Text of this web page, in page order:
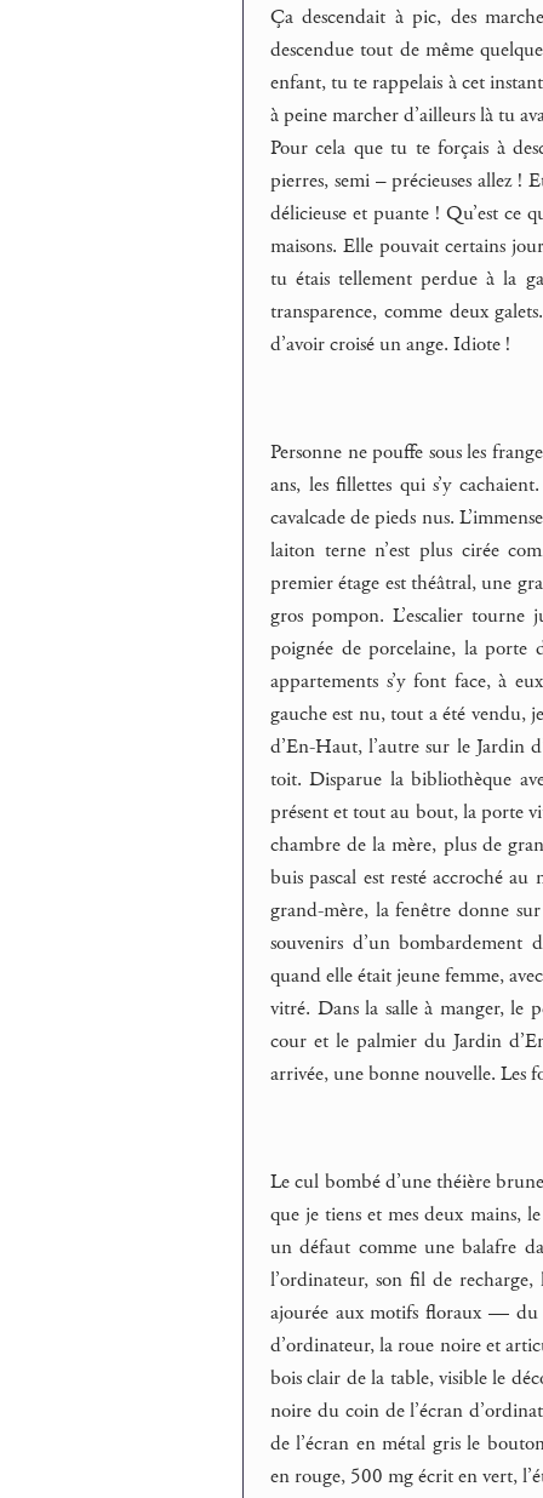
Ça descendait à pic, des
descendue tout de même
enfant, tu te rappelais à cet
à peine marcher d’ailleurs là tu
Pour cela que tu te forçais à
pierres, semi – précieuses allez !
délicieuse et puante ! Qu’est ce
maisons. Elle pouvait certains
tu étais tellement perdue à la
transparence, comme deux
d’avoir croisé un ange. Idiote !
Personne ne pouffe sous les
ans, les fillettes qui s’y
cavalcade de pieds nus.
laiton terne n’est plus cirée
premier étage est théâtral, une
gros pompon. L’escalier tourne
poignée de porcelaine, la porte
appartements s’y font face, à
gauche est nu, tout a été vendu,
d’En-Haut, l’autre sur le Jardin
toit. Disparue la bibliothèque
présent et tout au bout, la porte
chambre de la mère, plus de
buis pascal est resté accroché
grand-mère, la fenêtre donne
souvenirs d’un
quand elle était jeune femme,
vitré. Dans la salle à manger, le
cour et le palmier du Jardin
arrivée, une bonne nouvelle. Les
Le cul bombé d’une théière
que je tiens et mes deux mains,
un défaut comme une balafre
l’ordinateur, son fil de
ajourée aux motifs floraux — du
d’ordinateur, la roue noire et
bois clair de la table, visible le
noire du coin de l’écran
de l’écran en métal gris le
en rouge, 500 mg écrit en vert,